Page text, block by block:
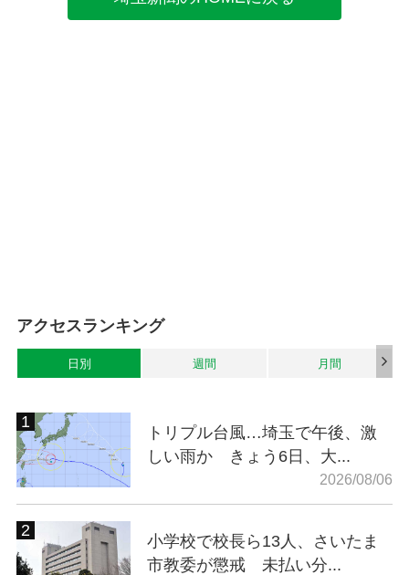
アクセスランキング
日別 週間 月間
トリプル台風…埼玉で午後、激
しい雨か きょう6日、大...
2026/08/06
小学校で校長ら13人、さいたま
市教委が懲戒 未払い分...